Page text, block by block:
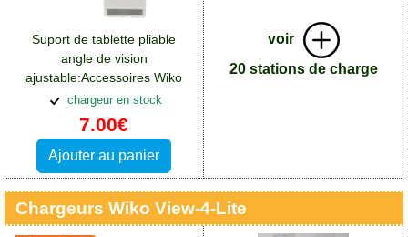
Suport de tablette pliable
angle de vision
ajustable:Accessoires Wiko
View 4 Lite
chargeur en stock
7.00€
Ajouter au panier
voir
20 stations de charge
Chargeurs Wiko View-4-Lite